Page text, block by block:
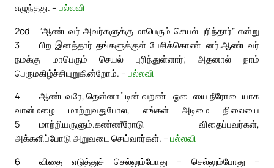
எழுந்தது. – பல்லவி
2cd
“ஆண்டவர் அவர்களுக்கு மாபெரும் செயல் புரிந்தார்” என்று
பிற இனத்தார் தங்களுக்குள் பேசிக்கொண்டனர்.
3
ஆண்டவர்
நமக்கு மாபெரும் செயல் புரிந்துள்ளார்; அதனால் நாம்
பெருமகிழ்ச்சியுறுகின்றோம். – பல்லவி
4
ஆண்டவரே, தென்னாட்டின் வறண்ட ஓடையை நீரோடையாக
வான்மழை மாற்றுவதுபோல, எங்கள் அடிமை நிலையை
மாற்றியருளும்.
5
கண்ணீரோடு விதைப்பவர்கள்,
அக்களிப்போடு அறுவடை செய்வார்கள். – பல்லவி
6
விதை எடுத்துச் செல்லும்போது – செல்லும்போது –